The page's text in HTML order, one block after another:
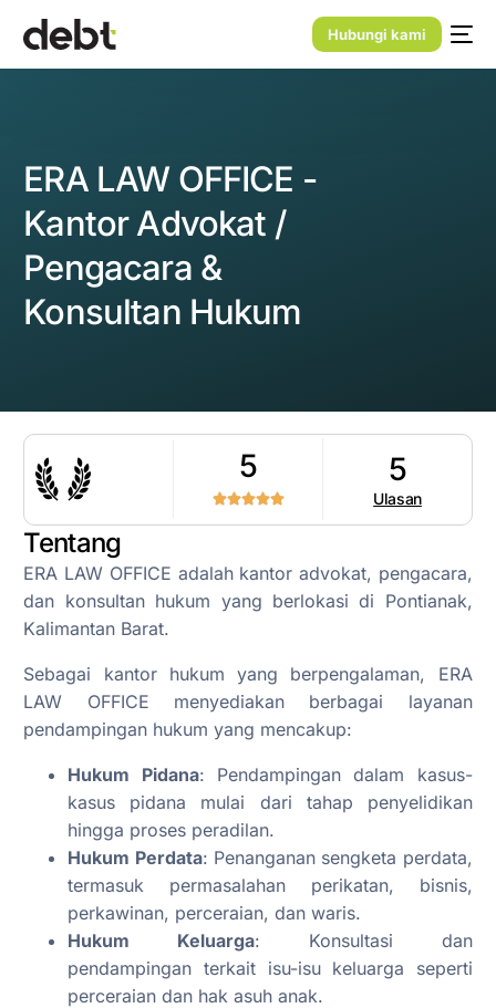
Hubungi kami
ERA LAW OFFICE -
Kantor Advokat /
Pengacara &
Konsultan Hukum
5 5
Ulasan
Tentang
ERA LAW OFFICE adalah kantor advokat, pengacara,
dan konsultan hukum yang berlokasi di Pontianak,
Kalimantan Barat.
Sebagai kantor hukum yang berpengalaman, ERA
LAW OFFICE menyediakan berbagai layanan
pendampingan hukum yang mencakup:
Hukum Pidana: Pendampingan dalam kasus-
kasus pidana mulai dari tahap penyelidikan
hingga proses peradilan.
Hukum Perdata: Penanganan sengketa perdata,
termasuk permasalahan perikatan, bisnis,
perkawinan, perceraian, dan waris.
Hukum Keluarga: Konsultasi dan
pendampingan terkait isu-isu keluarga seperti
perceraian dan hak asuh anak.